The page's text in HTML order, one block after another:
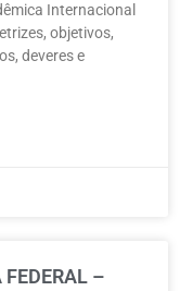
Internacional
objetivos,
deveres e
–